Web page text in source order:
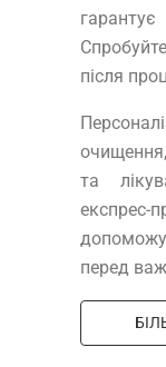
після
та
перед